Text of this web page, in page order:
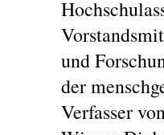
und
der
Verfasser